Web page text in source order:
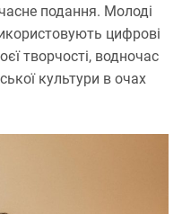
подання. Молоді
цифрові
творчості, водночас
культури в очах